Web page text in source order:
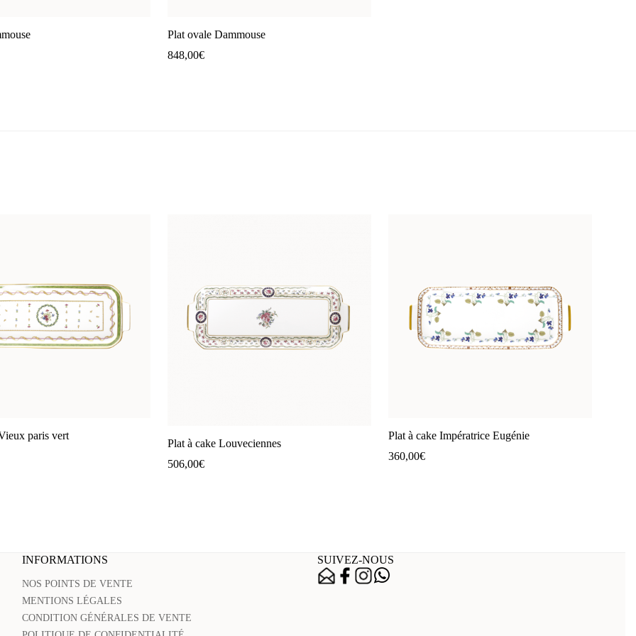
Plat ovale Dammouse
848,00€
paris vert
Plat à cake Louveciennes
506,00€
Plat à cake Impératrice Eugénie
360,00€
INFORMATIONS
NOS POINTS DE VENTE
MENTIONS LÉGALES
CONDITION GÉNÉRALES DE VENTE
SUIVEZ-NOUS